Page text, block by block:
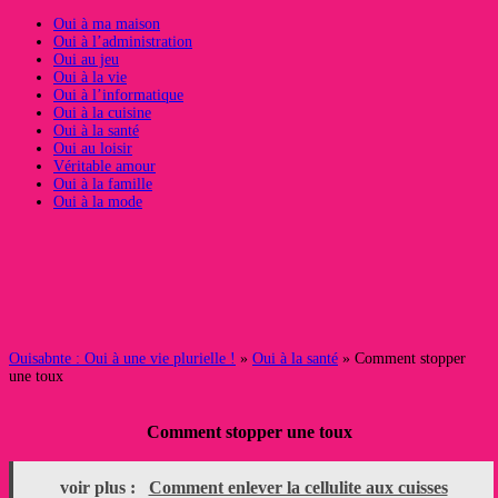
Oui à ma maison
Oui à l’administration
Oui au jeu
Oui à la vie
Oui à l’informatique
Oui à la cuisine
Oui à la santé
Oui au loisir
Véritable amour
Oui à la famille
Oui à la mode
Ouisabnte : Oui à une vie plurielle ! » Oui à la santé » Comment stopper
une toux
Comment stopper une toux
voir plus : Comment enlever la cellulite aux cuisses